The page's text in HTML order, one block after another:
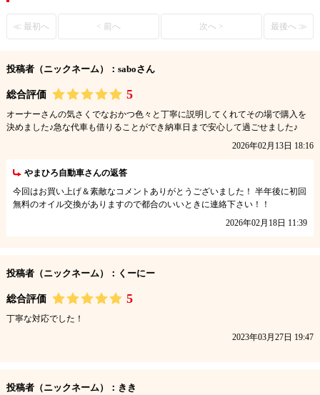
≪ 最初へ < 前へ 次へ > 最後へ ≫
投稿者（ニックネーム）：saboさん
総合評価 5
オーナーさんの気さくでなおかつ色々と丁寧に説明してくれてその場で購入を
決めました♪急な代車も借りることができ納車日まで安心して過ごせました♪
2026年02月13日 18:16
やまひろ自動車さんの返答
今回はお買い上げ＆素敵なコメントありがとうございました！ 半年後に初回
無料のオイル交換がありますので都合のいいときに連絡下さい！！
2026年02月18日 11:39
投稿者（ニックネーム）：くーにー
総合評価 5
丁寧な対応でした！
2023年03月27日 19:47
投稿者（ニックネーム）：きき